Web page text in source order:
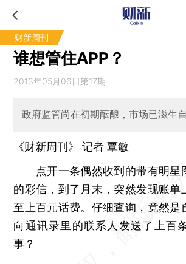
财新周刊
谁想管住APP？
2013年05月06日第17期
政府监管尚在初期酝酿，市场已滋生
《财新周刊》 记者覃敏
点开一条偶然收到的带有明星
的彩信，到了月末，突然发现账单
至上百元话费。仔细查询，竟然是
向通讯录里的联系人发送了上百
事？